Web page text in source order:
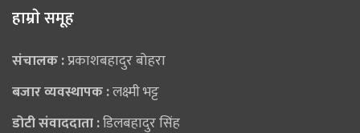
हाम्राे समूह
संचालक :प्रकाशबहादुर बोहरा
बजार व्यवस्थापक :लक्ष्मी भट्ट
डोटी संवाददाता :डिलबहादुर सिंह